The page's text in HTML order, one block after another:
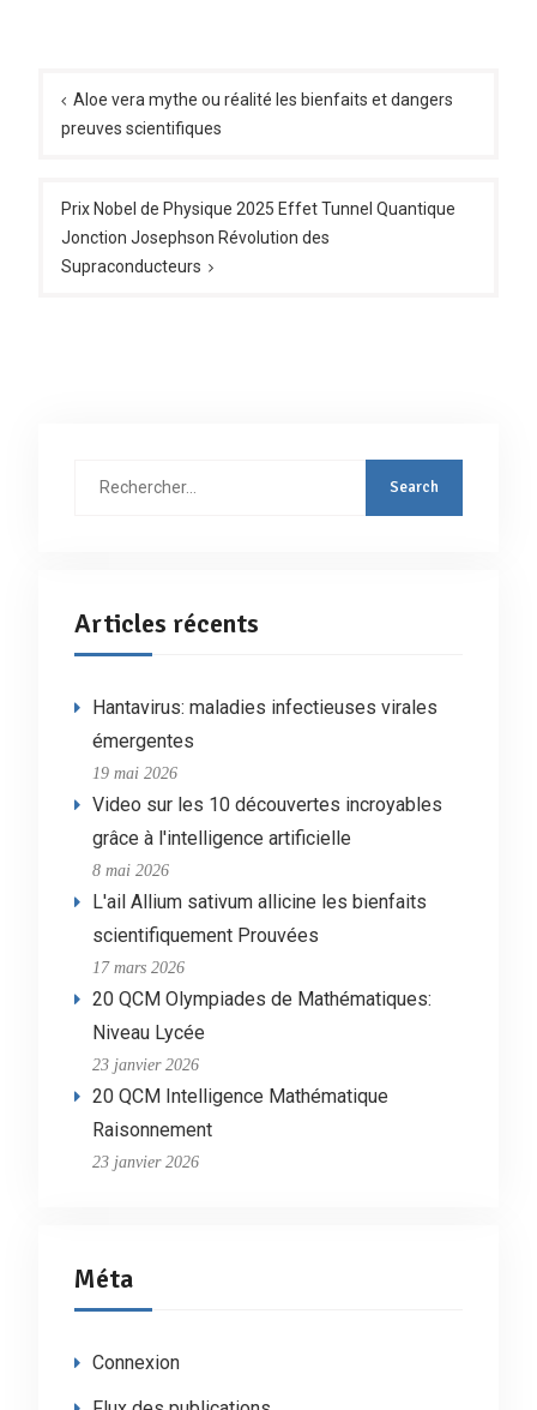
de
l’article
Aloe vera mythe ou réalité les bienfaits et dangers
preuves scientifiques
Prix Nobel de Physique 2025 Effet Tunnel Quantique
Jonction Josephson Révolution des
Supraconducteurs
Articles récents
Hantavirus: maladies infectieuses virales
émergentes
19 mai 2026
Video sur les 10 découvertes incroyables
grâce à l'intelligence artificielle
8 mai 2026
L'ail Allium sativum allicine les bienfaits
scientifiquement Prouvées
17 mars 2026
20 QCM Olympiades de Mathématiques:
Niveau Lycée
23 janvier 2026
20 QCM Intelligence Mathématique
Raisonnement
23 janvier 2026
Méta
Connexion